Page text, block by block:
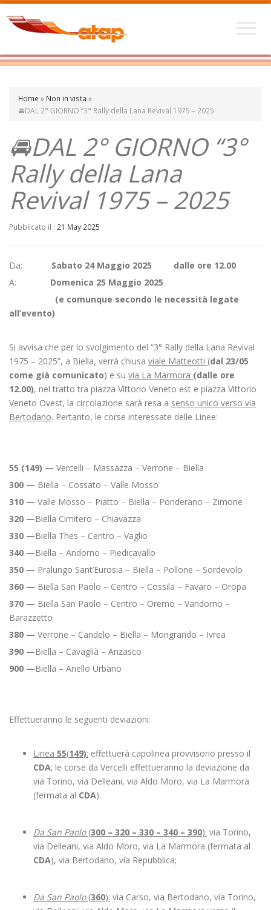
Home » Non in vista »
🚘DAL 2° GIORNO “3° Rally della Lana Revival 1975 – 2025
🚘DAL 2° GIORNO “3°
Rally della Lana
Revival 1975 – 2025
Pubblicato il : 21 May 2025
Da:
Sabato 24 Maggio 2025 dalle ore 12.00
A: Domenica 25 Maggio 2025
(e comunque secondo le necessità legate
all’evento)
Si avvisa che per lo svolgimento del “3° Rally della Lana Revival
1975 – 2025”, a Biella, verrà chiusa viale Matteotti (dal 23/05
come già comunicato) e su via La Marmora (dalle ore
12.00), nel tratto tra piazza Vittorio Veneto est e piazza Vittorio
Veneto Ovest, la circolazione sarà resa a senso unico verso via
Bertodano. Pertanto, le corse interessate delle Linee:
55 (149) — Vercelli – Massazza – Verrone – Biella
300 — Biella – Cossato – Valle Mosso
310 — Valle Mosso – Piatto – Biella – Ponderano – Zimone
320 —Biella Cimitero – Chiavazza
330 —Biella Thes – Centro – Vaglio
340 —Biella – Andorno – Piedicavallo
350 — Pralungo Sant’Eurosia – Biella – Pollone – Sordevolo
360 — Biella San Paolo – Centro – Cossila – Favaro – Oropa
370 — Biella San Paolo – Centro – Oremo – Vandorno –
Barazzetto
380 — Verrone – Candelo – Biella – Mongrando – Ivrea
390 —Biella – Cavaglià – Anzasco
900 —Biella – Anello Urbano
Effettueranno le seguenti deviazioni:
Linea 55(149): effettuerà capolinea provvisorio presso il
CDA; le corse da Vercelli effettueranno la deviazione da
via Torino, via Delleani, via Aldo Moro, via La Marmora
(fermata al CDA).
Da San Paolo (300 – 320 – 330 – 340 – 390): via Torino,
via Delleani, via Aldo Moro, via La Marmora (fermata al
CDA), via Bertodano, via Repubblica;
Da San Paolo (360): via Carso, via Bertodano, via Torino,